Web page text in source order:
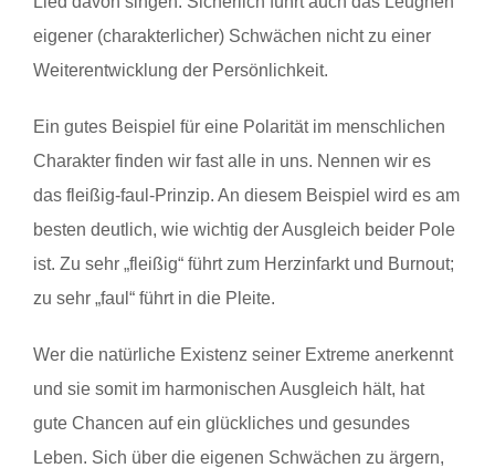
eigener (charakterlicher) Schwächen nicht zu einer
Weiterentwicklung der Persönlichkeit.
Ein gutes Beispiel für eine Polarität im menschlichen
Charakter finden wir fast alle in uns. Nennen wir es
das fleißig-faul-Prinzip. An diesem Beispiel wird es am
besten deutlich, wie wichtig der Ausgleich beider Pole
ist. Zu sehr „fleißig“ führt zum Herzinfarkt und Burnout;
zu sehr „faul“ führt in die Pleite.
Wer die natürliche Existenz seiner Extreme anerkennt
und sie somit im harmonischen Ausgleich hält, hat
gute Chancen auf ein glückliches und gesundes
Leben. Sich über die eigenen Schwächen zu ärgern,